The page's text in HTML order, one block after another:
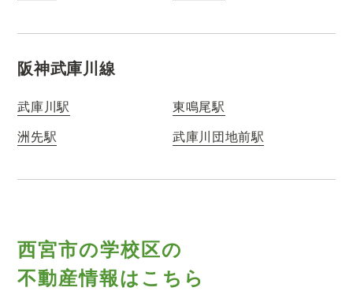
阪神武庫川線
武庫川駅
東鳴尾駅
洲先駅
武庫川団地前駅
西宮市の学校区の
不動産情報はこちら